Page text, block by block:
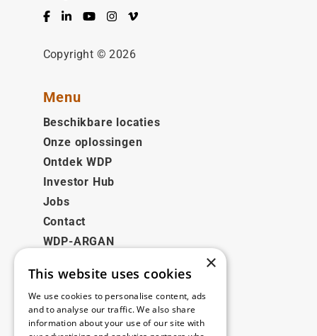
Facebook
LinkedInYouTubeInstagram
Vimeo
Copyright © 2026
Menu
Beschikbare locaties
Onze oplossingen
Ontdek WDP
Investor Hub
Jobs
Contact
WDP-ARGAN
Juridisch
Disclaimer
Privacybeleid
×
This website uses cookies
We use cookies to personalise content, ads
and to analyse our traffic. We also share
information about your use of our site with